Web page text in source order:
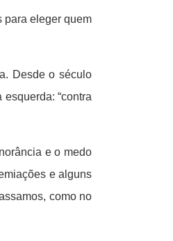
para eleger quem
Desde o século
“contra
e o medo
e alguns
como no